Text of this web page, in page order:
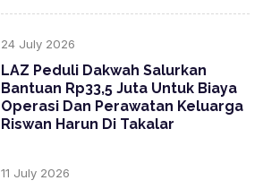
24 July 2026
LAZ Peduli Dakwah Salurkan
Bantuan Rp33,5 Juta Untuk Biaya
Operasi Dan Perawatan Keluarga
Riswan Harun Di Takalar
11 July 2026